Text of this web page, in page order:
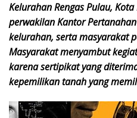
Kelurahan Rengas Pulau,
perwakilan Kantor
kelurahan, serta masyarakat
Masyarakat menyambut
karena sertipikat yang
kepemilikan tanah yang